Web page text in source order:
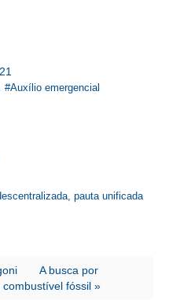
Auxílio emergencial
pauta unificada
A busca por
fóssil »